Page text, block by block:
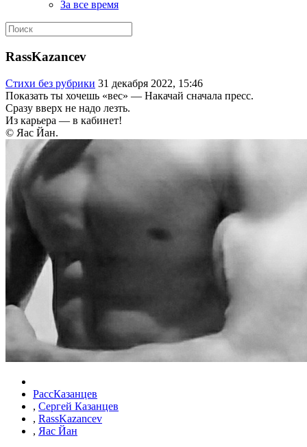
За все время
RassKazancev
Стихи без рубрики 31 декабря 2022, 15:46
Показать ты хочешь «вес» — Накачай сначала пресс.
Сразу вверх не надо лезть.
Из карьера — в кабинет!
© Яас Йан.
РассКазанцев
, Сергей Казанцев
, RassKazancev
, Яас Йан